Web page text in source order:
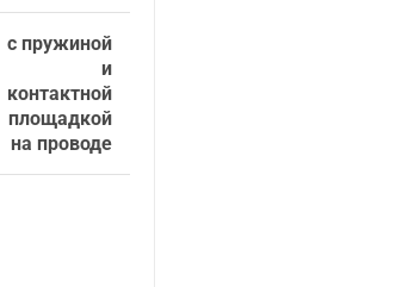
с пружиной
и
контактной
площадкой
на проводе